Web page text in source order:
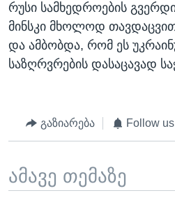
რუსი სამხედროების
მინსკი მხოლოდ
და ამბობდა, რომ ეს
საზღრვრების დასაცავად
გაზიარება Follow us
ამავე თემაზე